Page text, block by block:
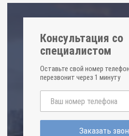
Консультация со
специалистом
Оставьте свой номер
перезвонит через 1 минуту
Заказать